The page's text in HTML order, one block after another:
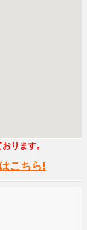
ります。
こちら!